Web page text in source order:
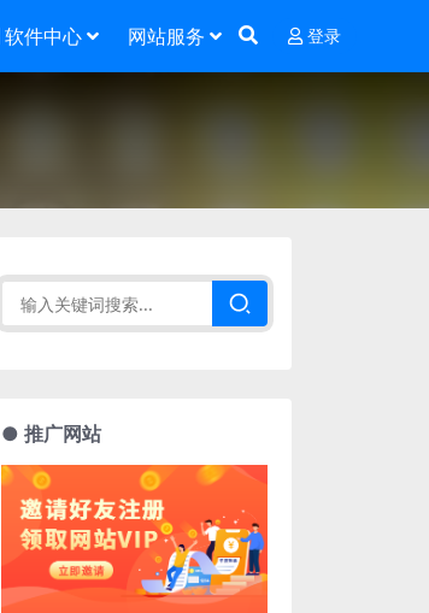
软件中心 网站服务 登录
● 推广网站